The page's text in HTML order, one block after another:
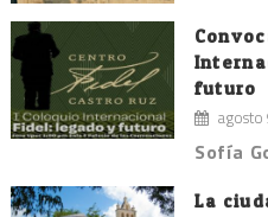
futuro
agosto
Sofía
La